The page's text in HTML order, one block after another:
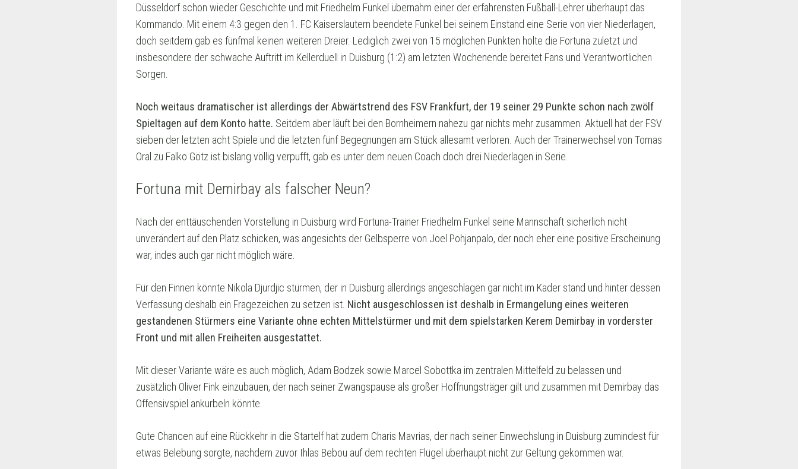
Düsseldorf schon wieder Geschichte und mit Friedhelm Funkel übernahm einer der erfahrensten Fußball-Lehrer überhaupt das
Kommando. Mit einem 4:3 gegen den 1. FC Kaiserslautern beendete Funkel bei seinem Einstand eine Serie von vier Niederlagen,
doch seitdem gab es fünfmal keinen weiteren Dreier. Lediglich zwei von 15 möglichen Punkten holte die Fortuna zuletzt und
insbesondere der schwache Auftritt im Kellerduell in Duisburg (1:2) am letzten Wochenende bereitet Fans und Verantwortlichen
Sorgen.
Noch weitaus dramatischer ist allerdings der Abwärtstrend des FSV Frankfurt, der 19 seiner 29 Punkte schon nach zwölf
Spieltagen auf dem Konto hatte. Seitdem aber läuft bei den Bornheimern nahezu gar nichts mehr zusammen. Aktuell hat der FSV
sieben der letzten acht Spiele und die letzten fünf Begegnungen am Stück allesamt verloren. Auch der Trainerwechsel von Tomas
Oral zu Falko Götz ist bislang völlig verpufft, gab es unter dem neuen Coach doch drei Niederlagen in Serie.
Fortuna mit Demirbay als falscher Neun?
Nach der enttäuschenden Vorstellung in Duisburg wird Fortuna-Trainer Friedhelm Funkel seine Mannschaft sicherlich nicht
unverändert auf den Platz schicken, was angesichts der Gelbsperre von Joel Pohjanpalo, der noch eher eine positive Erscheinung
war, indes auch gar nicht möglich wäre.
Für den Finnen könnte Nikola Djurdjic stürmen, der in Duisburg allerdings angeschlagen gar nicht im Kader stand und hinter dessen
Verfassung deshalb ein Fragezeichen zu setzen ist. Nicht ausgeschlossen ist deshalb in Ermangelung eines weiteren
gestandenen Stürmers eine Variante ohne echten Mittelstürmer und mit dem spielstarken Kerem Demirbay in vorderster
Front und mit allen Freiheiten ausgestattet.
Mit dieser Variante wäre es auch möglich, Adam Bodzek sowie Marcel Sobottka im zentralen Mittelfeld zu belassen und
zusätzlich Oliver Fink einzubauen, der nach seiner Zwangspause als großer Hoffnungsträger gilt und zusammen mit Demirbay das
Offensivspiel ankurbeln könnte.
Gute Chancen auf eine Rückkehr in die Startelf hat zudem Charis Mavrias, der nach seiner Einwechslung in Duisburg zumindest für
etwas Belebung sorgte, nachdem zuvor Ihlas Bebou auf dem rechten Flügel überhaupt nicht zur Geltung gekommen war.